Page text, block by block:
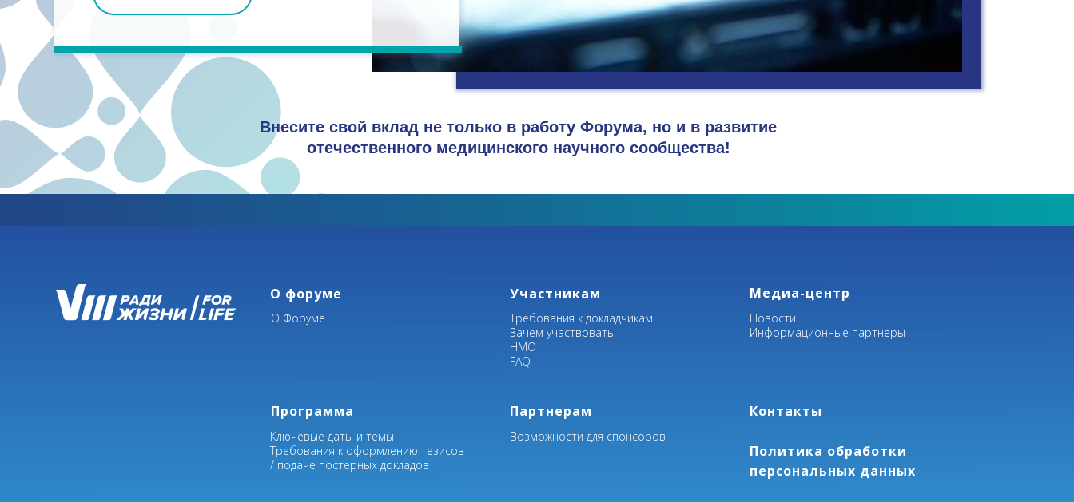
Внесите свой вклад не только в работу Форума, но и в развитие
отечественного медицинского научного сообщества!
О форуме
О Форуме
Программа
Ключевые даты и темы
Требования к оформлению тезисов
/ подаче постерных докладов
Участникам
Требования к докладчикам
Зачем участвовать
НМО
FAQ
Партнерам
Возможности для спонсоров
Медиа-центр
Новости
Информационные партнеры
Контакты
Политика обработки
персональных данных